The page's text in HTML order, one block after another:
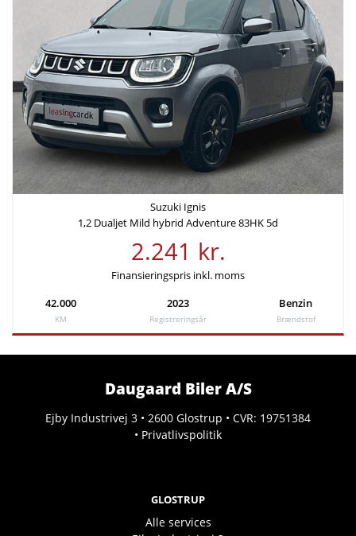
Suzuki Ignis
1,2 Dualjet Mild hybrid Adventure 83HK 5d
2.241 kr.
Finansieringspris inkl. moms
42.000
KM
2023
Registreringsår
Benzin
Brændstof
Daugaard Biler A/S
Ejby Industrivej 3 • 2600 Glostrup • CVR: 19751384
• Privatlivspolitik
GLOSTRUP
Alle services